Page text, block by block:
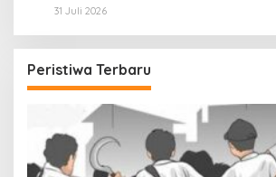
Paling Cuan & Volume Tertinggi 31
31 Juli 2026
Peristiwa Terbaru